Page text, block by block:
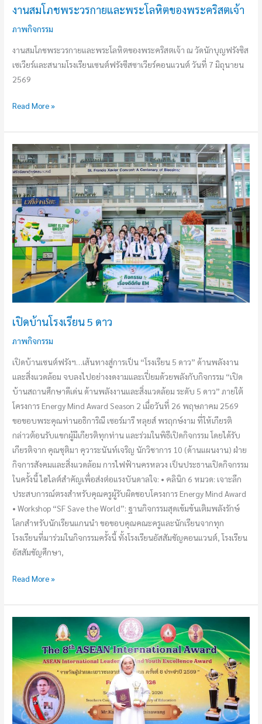
งานสมโภชพระวรกายและพระโลหิตของพระคริสตเจ้า
ภาพกิจกรรม
งานสมโภชพระวรกายและพระโลหิตของพระคริสตเจ้า ณ วัดนักบุญฟรังซิส
เซเวียร์และสนามโรงเรียนเซนต์ฟรังซีสซาเวียร์คอนแวนต์ วันที่ 7 มิถุนายน
2569
เจ้า
Read More »
เปิดบ้านโรงเรียน 5 ดาว
ภาพกิจกรรม
เปิดบ้านเซนต์ฟรังฯ…เส้นทางสู่การเป็น “โรงเรียน 5 ดาว” ด้านพลังงาน
และสิ่งแวดล้อม จบลงไปอย่างงดงามและเปี่ยมด้วยพลังกับกิจกรรม “เปิด
บ้านสถานศึกษาดีเด่น ด้านพลังงานและสิ่งแวดล้อม ระดับ 5 ดาว” ภายใต้
โครงการ Energy Mind Award Season 2 เมื่อวันที่ 26 พฤษภาคม 2569
ขอขอบพระคุณท่านอธิการิณี เซอร์มารี หลุยส์ พรฤกษ์งาม ที่ให้เกียรติ
กล่าวต้อนรับแขกผู้มีเกียรติทุกท่าน และร่วมในพิธีเปิดกิจกรรม โดยได้รับ
เกียรติจาก คุณชุติมา คุวาระนันท์เจริญ นักวิชาการ 10 (ด้านแผนงาน) ฝ่าย
กิจการสังคมและสิ่งแวดล้อม การไฟฟ้านครหลวง เป็นประธานเปิดกิจกรรม
ในครั้งนี้ ไฮไลต์สำคัญเพื่อส่งต่อแรงบันดาลใจ: • คลินิก 6 หมวด: เจาะลึก
ประสบการณ์ตรงสำหรับคุณครูผู้รับผิดชอบโครงการ Energy Mind Award
• Workshop “SF Save the World”: ฐานกิจกรรมสุดเข้มข้นเติมพลังรักษ์
โลกสำหรับนักเรียนแกนนำ ขอขอบคุณคณะครูและนักเรียนจากทุก
โรงเรียนที่มาร่วมในกิจกรรมครั้งนี้ ทั้งโรงเรียนอัสสัมชัญคอนแวนต์, โรงเรียน
อัสสัมชัญศึกษา,
เปิด
บ้าน
โรงเรียน
5
ดาว
Read More »
ผู้นำ
ระดับ
อาเซียน
สู่
สากล